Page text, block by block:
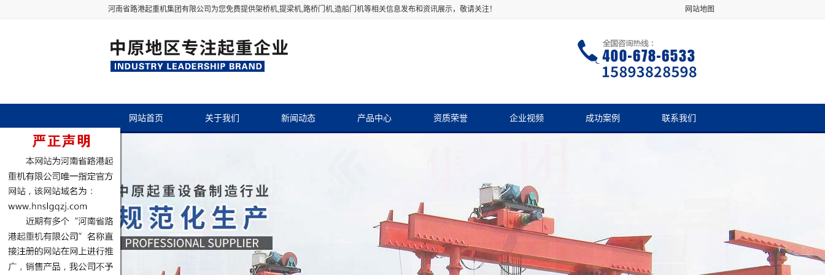
河南省路港起重机集团有限公司为您免费提供架桥机,提梁机,路桥门机,造船门机等相关信息发布和资讯展示，敬请关注！ 网站地图
网站首页 关于我们 新闻动态 产品中心 资质荣誉 企业视频 成功案例 联系我们